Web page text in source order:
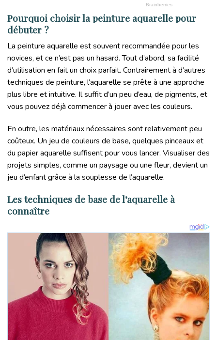
Pourquoi choisir la peinture aquarelle pour
débuter ?
La peinture aquarelle est souvent recommandée pour les
novices, et ce n’est pas un hasard. Tout d’abord, sa facilité
d’utilisation en fait un choix parfait. Contrairement à d’autres
techniques de peinture, l’aquarelle se prête à une approche
plus libre et intuitive. Il suffit d’un peu d’eau, de pigments, et
vous pouvez déjà commencer à jouer avec les couleurs.
En outre, les matériaux nécessaires sont relativement peu
coûteux. Un jeu de couleurs de base, quelques pinceaux et
du papier aquarelle suffisent pour vous lancer. Visualiser des
projets simples, comme un paysage ou une fleur, devient un
jeu d’enfant grâce à la souplesse de l’aquarelle.
Les techniques de base de l’aquarelle à
connaître